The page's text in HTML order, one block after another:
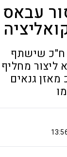
עבאס
ח"כ שישתף
ליצור מחליף
גנאים